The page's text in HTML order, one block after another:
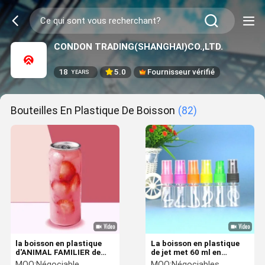
CONDON TRADING(SHANGHAI)CO.,LTD.
18 YEARS 5.0 Fournisseur vérifié
Bouteilles En Plastique De Boisson (82)
la boisson en plastique
d'ANIMAL FAMILIER de
500ml 650ml met en
La boisson en plastique
de jet met 60 ml en
bouteille de logo pas de